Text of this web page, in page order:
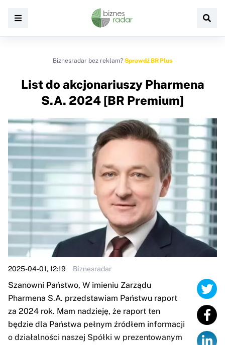
Biznesradar bez reklam? Sprawdź BR Plus
List do akcjonariuszy Pharmena
S.A. 2024 [BR Premium]
2025-04-01, 12:19 Biznesradar
Szanowni Państwo, W imieniu Zarządu
Pharmena S.A. przedstawiam Państwu raport
za 2024 rok. Mam nadzieję, że raport ten
będzie dla Państwa pełnym źródłem informacji
o działalności naszej Spółki w prezentowanym